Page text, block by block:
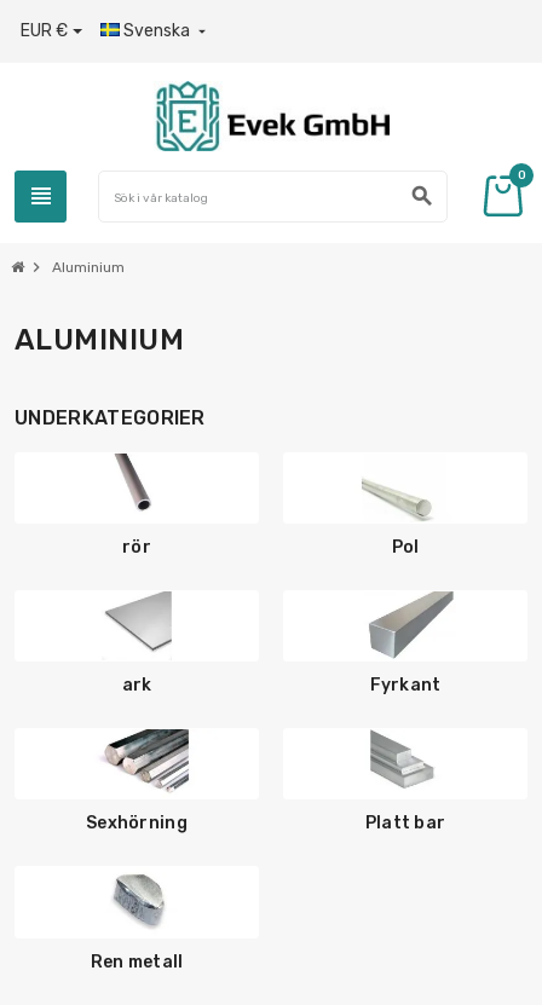
EUR € Svenska 
view_headline search
0
chevron_right Aluminium
ALUMINIUM
UNDERKATEGORIER
rör Pol
ark Fyrkant
Sexhörning Platt bar
Ren metall